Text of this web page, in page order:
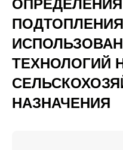
ТЕХНОЛОГИЙ
НАЗНАЧЕНИЯ